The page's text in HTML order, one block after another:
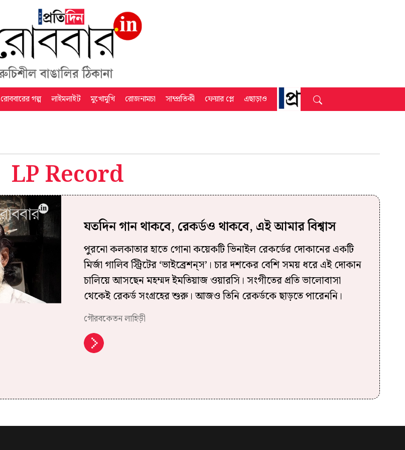
রোববারের গল্প লাইমলাইট মুখোমুখি রোজনামচা সাম্প্রতিকী ফেয়ার প্লে এছাড়াও
LP Record
যতদিন গান থাকবে, রেকর্ডও থাকবে, এই আমার বিশ্বাস
পুরনো কলকাতার হাতে গোনা কয়েকটি ভিনাইল রেকর্ডের দোকানের একটি
মির্জা গালিব স্ট্রিটের ‘ভাইব্রেশন্‌স’। চার দশকের বেশি সময় ধরে এই দোকান
চালিয়ে আসছেন মহম্মদ ইমতিয়াজ ওয়ারসি। সংগীতের প্রতি ভালোবাসা
থেকেই রেকর্ড সংগ্রহের শুরু। আজও তিনি রেকর্ডকে ছাড়তে পারেননি।
গৌরবকেতন লাহিড়ী